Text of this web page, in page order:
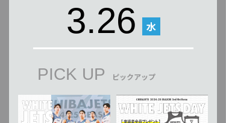
3.26 水
PICK UP ピックアップ